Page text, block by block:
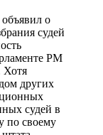
объявил о
судей
РМ
Хотя
других
судей в
по своему